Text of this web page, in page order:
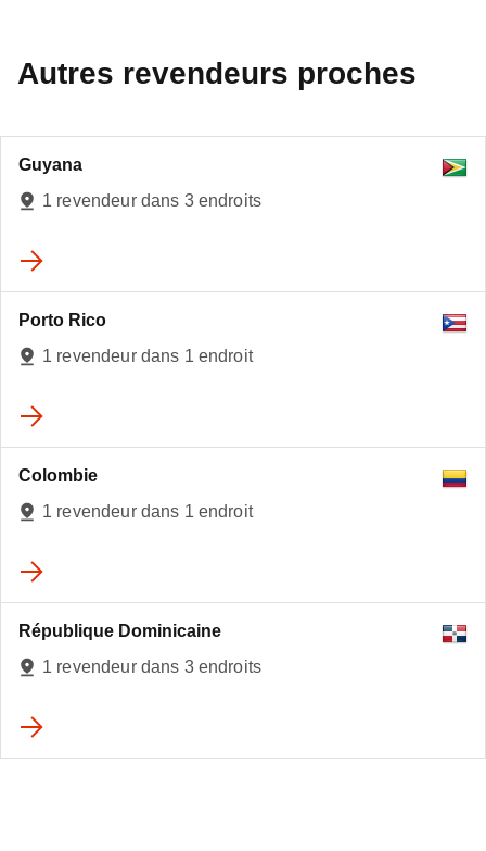
Autres revendeurs proches
Guyana
1 revendeur dans 3 endroits
Porto Rico
1 revendeur dans 1 endroit
Colombie
1 revendeur dans 1 endroit
République Dominicaine
1 revendeur dans 3 endroits